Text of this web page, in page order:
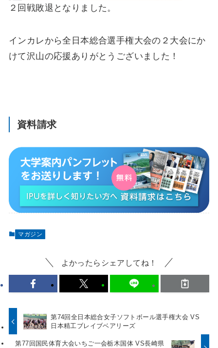
２回戦敗退となりました。
インカレから全日本総合選手権大会の２大会にか
けて沢山の応援ありがとうございました！
資料請求
マガジン
よかったらシェアしてね！
第74回全日本総合女子ソフトボール選手権大会 VS
日本精工ブレイブベアリーズ
第77回国民体育大会いちご一会栃木国体 VS長崎県